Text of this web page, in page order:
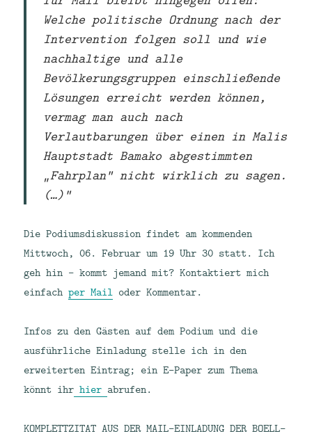
Welche politische Ordnung nach der
Intervention folgen soll und wie
nachhaltige und alle
Bevölkerungsgruppen einschließende
Lösungen erreicht werden können,
vermag man auch nach
Verlautbarungen über einen in Malis
Hauptstadt Bamako abgestimmten
„Fahrplan“ nicht wirklich zu sagen.
(…)“
Die Podiumsdiskussion findet am kommenden
Mittwoch, 06. Februar um 19 Uhr 30 statt. Ich
geh hin – kommt jemand mit? Kontaktiert mich
einfachper Mail oder Kommentar.
Infos zu den Gästen auf dem Podium und die
ausführliche Einladung stelle ich in den
erweiterten Eintrag; ein E-Paper zum Thema
könnt ihr hier abrufen.
KOMPLETTZITAT AUS DER MAIL-EINLADUNG DER BOELL-